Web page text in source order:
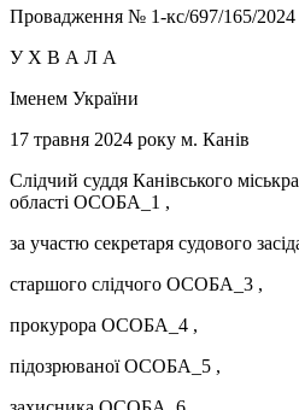
Провадження № 1-кс/697/165/2024
У Х В А Л А
Іменем України
17 травня 2024 року м. Канів
Слідчий суддя Канівського
області ОСОБА_1 ,
за участю секретаря судового
старшого слідчого ОСОБА_3 ,
прокурора ОСОБА_4 ,
підозрюваної ОСОБА_5 ,